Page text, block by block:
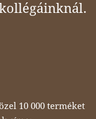
10 000 terméket